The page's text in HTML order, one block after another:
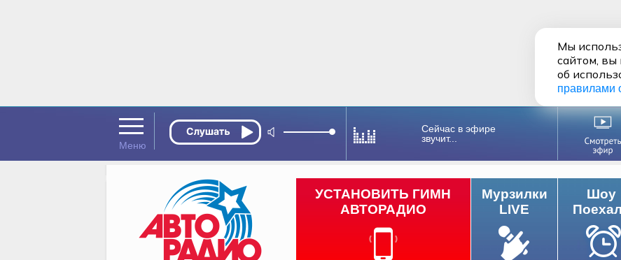
Сейчас в эфире
звучит...
УСТАНОВИТЬ ГИМН
АВТОРАДИО
Мурзилки
LIVE
Шоу
Мы
сайтом,
об
правилами